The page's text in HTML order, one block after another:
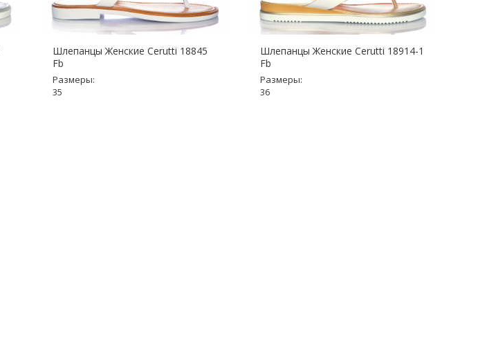
Шлепанцы Женские Cerutti 18845
Fb
Размеры:
35
Шлепанцы Женские Cerutti 18914-1
Fb
Размеры:
36